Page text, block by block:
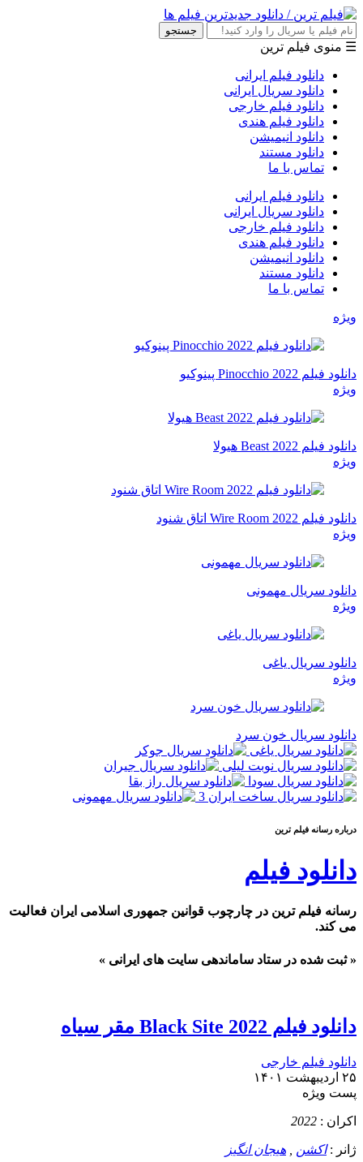
جستجو
☰ منوی فیلم ترین
دانلود فیلم ایرانی
دانلود سریال ایرانی
دانلود فیلم خارجی
دانلود فیلم هندی
دانلود انیمیشن
دانلود مستند
تماس با ما
دانلود فیلم ایرانی
دانلود سریال ایرانی
دانلود فیلم خارجی
دانلود فیلم هندی
دانلود انیمیشن
دانلود مستند
تماس با ما
ویژه
دانلود فیلم Pinocchio 2022 پینوکیو
ویژه
دانلود فیلم Beast 2022 هیولا
ویژه
دانلود فیلم Wire Room 2022 اتاق شنود
ویژه
دانلود سریال مهمونی
ویژه
دانلود سریال یاغی
ویژه
دانلود سریال خون سرد
درباره رسانه فيلم ترين
دانلود فیلم
رسانه فیلم ترین در چارچوب قوانین جمهوری اسلامی ایران فعالیت
می کند.
« ثبت شده در ستاد ساماندهی سایت های ایرانی »
دانلود فیلم Black Site 2022 مقر سیاه
دانلود فیلم خارجی
۲۵ اردیبهشت ۱۴۰۱
پست ويژه
اکران : 2022
ژانر :اکشن هیجان انگیز